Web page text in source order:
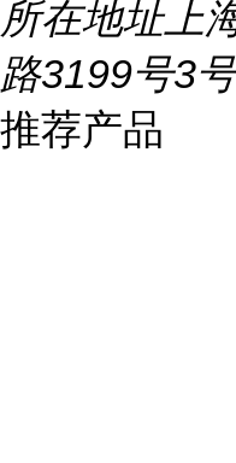
所在地址上
路3199号3
推荐产品